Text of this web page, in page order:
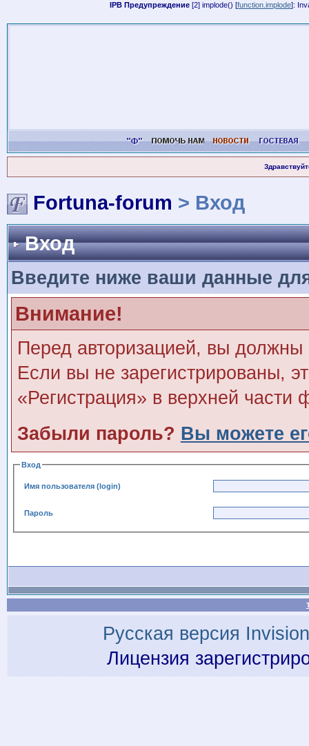
IPB Предупреждение [2] implode() [function.implode]:
Fortuna-forum > Вход
Вход
Введите ниже ваши данные
Внимание!
Перед авторизацией, вы должны
Если вы не зарегистрированы,
«Регистрация» в верхней части
Забыли пароль? Вы можете
Вход
Имя пользователя (login)
Пароль
Русская версия
Лицензия